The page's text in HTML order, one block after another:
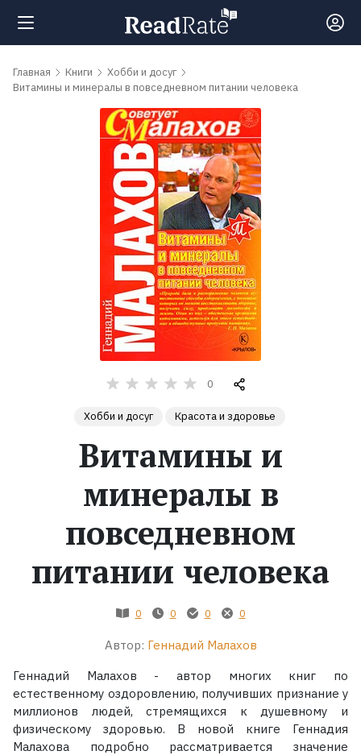
Поиск
обсуждаемые
Коллекции
Главная Книги
Хобби и досуг
Витамины и минералы в повседневном питании человека
0
Хобби и досуг Красота и здоровье
Витамины и
минералы в
повседневном
питании человека
0 0 0 0
Автор: Геннадий Малахов
Геннадий Малахов - автор многих книг по
естественному оздоровлению, получивших признание у
миллионов людей, стремящихся к душевному и
физическому здоровью. В новой книге Геннадия
Малахова подробно рассматривается значение